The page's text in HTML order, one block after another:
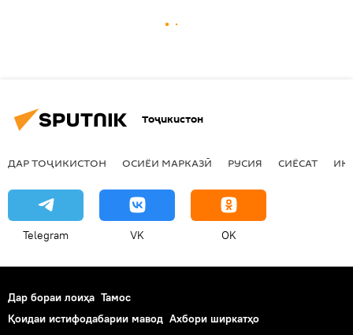
Тоҷикистон
ДАР ТОҶИКИСТОН ОСИЁИ МАРКАЗӢ РУСИЯ СИЁСАТ
Telegram VK OK
Дар бораи лоиҳа Тамос
Қоидаи истифодабарии мавод Ахбори ширкатҳо